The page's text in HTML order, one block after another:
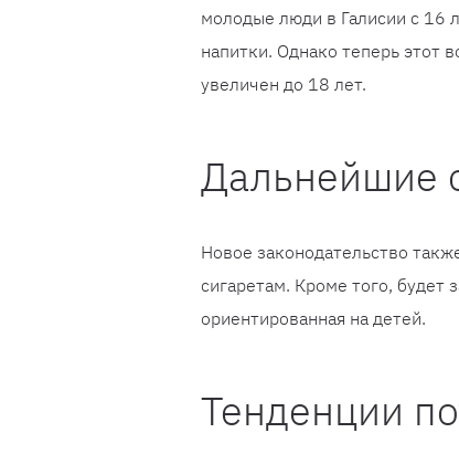
молодые люди в Галисии с 16
напитки. Однако теперь этот
увеличен до 18 лет.
Дальнейшие
Новое законодательство
сигаретам. Кроме того, будет
ориентированная на детей.
Тенденции